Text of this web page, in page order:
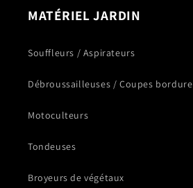
MATÉRIEL JARDIN
Souffleurs / Aspirateurs
Débroussailleuses / Coupes bordure
Motoculteurs
Tondeuses
Broyeurs de végétaux